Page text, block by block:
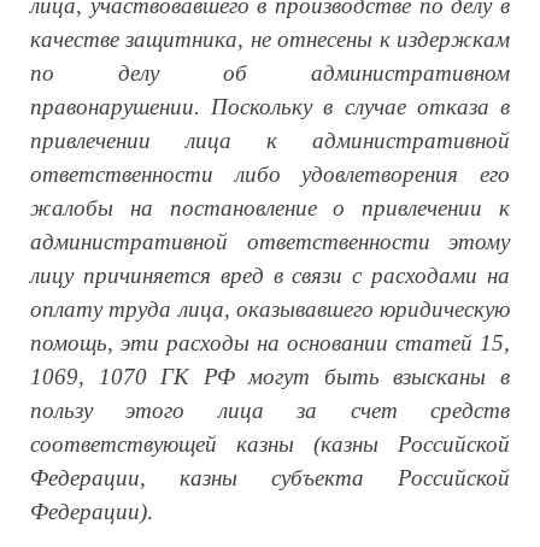
лица, участвовавшего в производстве по делу в
качестве защитника, не отнесены к издержкам
по делу об административном
правонарушении. Поскольку в случае отказа в
привлечении лица к административной
ответственности либо удовлетворения его
жалобы на постановление о привлечении к
административной ответственности этому
лицу причиняется вред в связи с расходами на
оплату труда лица, оказывавшего юридическую
помощь, эти расходы на основании статей 15,
1069, 1070 ГК РФ могут быть взысканы в
пользу этого лица за счет средств
соответствующей казны (казны Российской
Федерации, казны субъекта Российской
Федерации).